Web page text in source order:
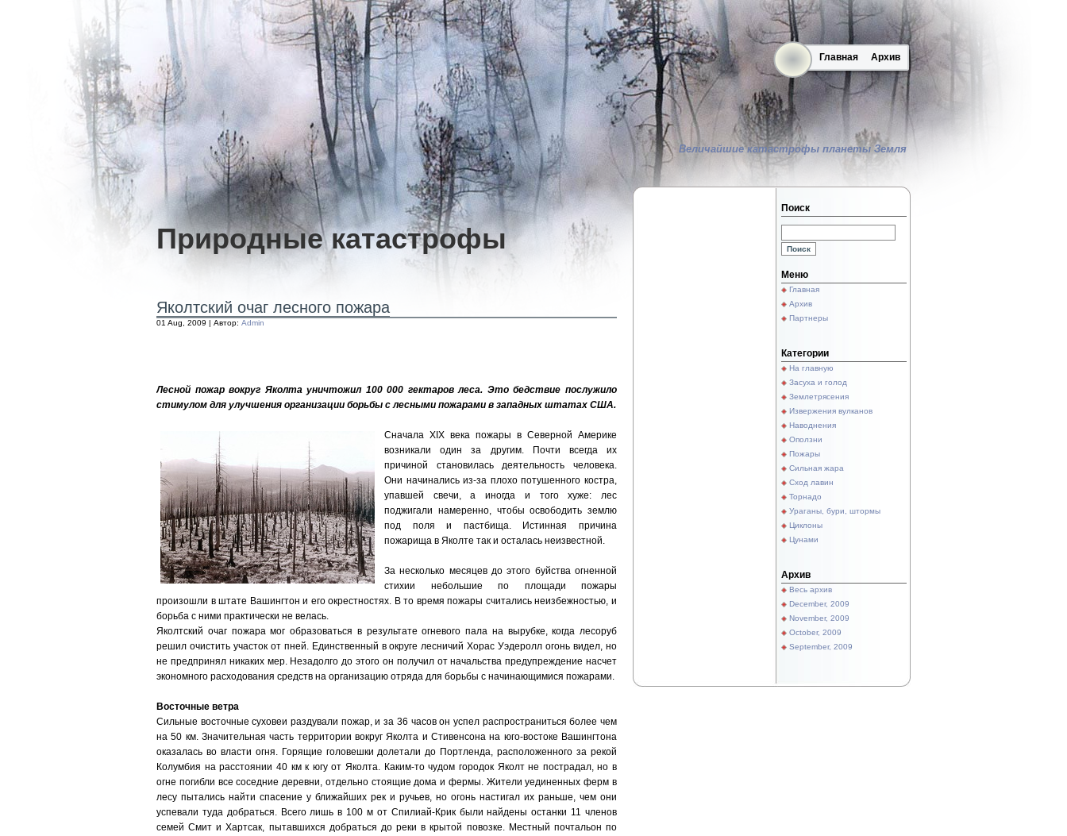
Природные катастрофы
Величайшие катастрофы планеты Земля
Главная Архив
Яколтский очаг лесного пожара
01 Aug, 2009 | Автор: Admin
Лесной пожар вокруг Яколта уничтожил 100 000 гектаров леса. Это бедствие послужило
стимулом для улучшения организации борьбы с лесными пожарами в западных штатах США.
Сначала XIX века пожары в Северной Америке
возникали один за другим. Почти всегда их
причиной становилась деятельность человека.
Они начинались из-за плохо потушенного костра,
упавшей свечи, а иногда и того хуже: лес
поджигали намеренно, чтобы освободить землю
под поля и пастбища. Истинная причина
пожарища в Яколте так и осталась неизвестной.
За несколько месяцев до этого буйства огненной
стихии небольшие по площади пожары
произошли в штате Вашингтон и его окрестностях. В то время пожары считались неизбежностью, и
борьба с ними практически не велась.
Яколтский очаг пожара мог образоваться в результате огневого пала на вырубке, когда лесоруб
решил очистить участок от пней. Единственный в округе лесничий Хорас Уэдеролл огонь видел, но
не предпринял никаких мер. Незадолго до этого он получил от начальства предупреждение насчет
экономного расходования средств на организацию отряда для борьбы с начинающимися пожарами.
Восточные ветра
Сильные восточные суховеи раздували пожар, и за 36 часов он успел распространиться более чем
на 50 км. Значительная часть территории вокруг Яколта и Стивенсона на юго-востоке Вашингтона
оказалась во власти огня. Горящие головешки долетали до Портленда, расположенного за рекой
Колумбия на расстоянии 40 км к югу от Яколта. Каким-то чудом городок Яколт не пострадал, но в
огне погибли все соседние деревни, отдельно стоящие дома и фермы. Жители уединенных ферм в
лесу пытались найти спасение у ближайших рек и ручьев, но огонь настигал их раньше, чем они
успевали туда добраться. Всего лишь в 100 м от Спилиай-Крик были найдены останки 11 членов
семей Смит и Хартсак, пытавшихся добраться до реки в крытой повозке. Местный почтальон по
Поиск
Меню
Главная
Архив
Партнеры
Категории
На главную
Засуха и голод
Землетрясения
Извержения вулканов
Наводнения
Оползни
Пожары
Сильная жара
Сход лавин
Торнадо
Ураганы, бури, штормы
Циклоны
Цунами
Архив
Весь архив
December, 2009
November, 2009
October, 2009
September, 2009